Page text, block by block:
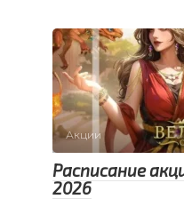
Акции
Расписание
2026